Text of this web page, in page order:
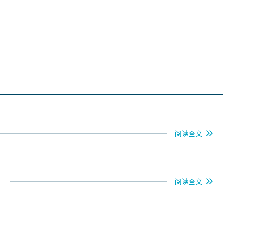
阅读全文
阅读全文